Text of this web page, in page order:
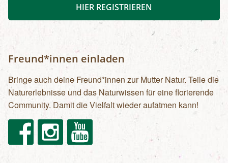
HIER REGISTRIEREN
Freund*innen einladen
Bringe auch deine Freund*innen zur Mutter Natur. Teile die
Naturerlebnisse und das Naturwissen für eine florierende
Community. Damit die Vielfalt wieder aufatmen kann!
FacebookInstagram Youtube